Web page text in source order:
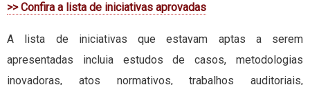
>> Confira a lista de iniciativas aprovadas
A lista de iniciativas que estavam aptas a serem
apresentadas incluia estudos de casos, metodologias
inovadoras, atos normativos, trabalhos auditoriais,